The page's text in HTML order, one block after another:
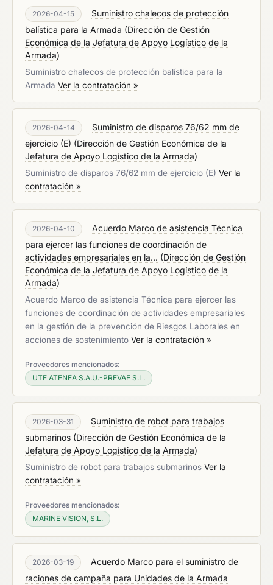
2026-04-15
Suministro chalecos de protección
balística para la Armada (Dirección de Gestión
Económica de la Jefatura de Apoyo Logístico de la
Armada)
Suministro chalecos de protección balística para la
Armada Ver la contratación »
2026-04-14
Suministro de disparos 76/62 mm de
ejercicio (E) (Dirección de Gestión Económica de la
Jefatura de Apoyo Logístico de la Armada)
Suministro de disparos 76/62 mm de ejercicio (E) Ver la
contratación »
2026-04-10
Acuerdo Marco de asistencia Técnica
para ejercer las funciones de coordinación de
actividades empresariales en la... (Dirección de Gestión
Económica de la Jefatura de Apoyo Logístico de la
Armada)
Acuerdo Marco de asistencia Técnica para ejercer las
funciones de coordinación de actividades empresariales
en la gestión de la prevención de Riesgos Laborales en
acciones de sostenimiento Ver la contratación »
Proveedores mencionados:
UTE ATENEA S.A.U.-PREVAE S.L.
2026-03-31
Suministro de robot para trabajos
submarinos (Dirección de Gestión Económica de la
Jefatura de Apoyo Logístico de la Armada)
Suministro de robot para trabajos submarinos Ver la
contratación »
Proveedores mencionados:
MARINE VISION, S.L.
2026-03-19
Acuerdo Marco para el suministro de
raciones de campaña para Unidades de la Armada